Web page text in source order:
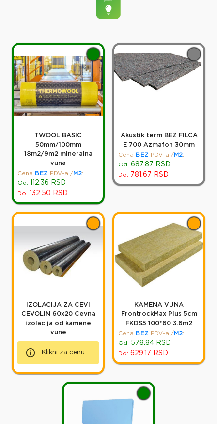
TWOOL BASIC
50mm/100mm
18m2/9m2 mineralna
vuna
Cena
BEZ PDV-a / M2:
Od:
112.36 RSD
Do: 132.50 RSD
Akustik term BEZ FILCA
E 700 Azmafon 30mm
Cena
BEZ PDV-a / M2:
Od: 687.87 RSD
Do: 781.67 RSD
IZOLACIJA ZA CEVI
CEVOLIN 60x20 Cevna
izolacija od kamene
vune
Klikni za cenu
KAMENA VUNA
FrontrockMax Plus 5cm
FKDS5 100*60 3.6m2
Cena
BEZ PDV-a / M2:
Od: 578.84 RSD
Do: 629.17 RSD